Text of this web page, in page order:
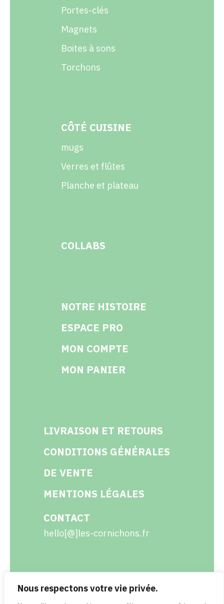
Nous respectons votre vie privée.
Portes-clés
Magnets
Boites à sons
Torchons
CÔTÉ CUISINE
mugs
Verres et flûtes
Planche et plateau
COLLABS
NOTRE HISTOIRE
ESPACE PRO
MON COMPTE
MON PANIER
LIVRAISON ET RETOURS
CONDITIONS GÉNÉRALES
DE VENTE
MENTIONS LÉGALES
CONTACT
hello[@]les-cornichons.fr